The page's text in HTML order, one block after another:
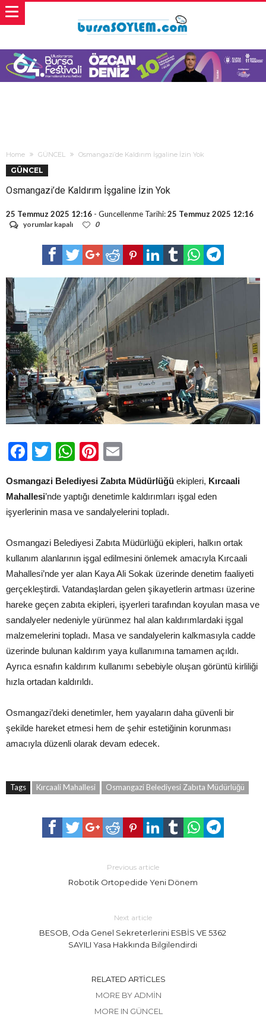
Home GÜNCEL Osmangazi’de Kaldırım İşgaline İzin Yok
GÜNCEL
Osmangazi’de Kaldırım İşgaline İzin Yok
25 Temmuz 2025 12:16 - Guncellenme Tarihi:25 Temmuz 2025 12:16
Osmangazi’de
İşgaline
yorumlar kapalı 0
Facebook
TwitterWhatsApp
Pinterest
Osmangazi Belediyesi Zabıta Müdürlüğü ekipleri, Kırcaali
Mahallesi’nde yaptığı denetimle kaldırımları işgal eden
işyerlerinin masa ve sandalyelerini topladı.
Osmangazi Belediyesi Zabıta Müdürlüğü ekipleri, halkın ortak
kullanım alanlarının işgal edilmesini önlemek amacıyla Kırcaali
Mahallesi’nde yer alan Kaya Ali Sokak üzerinde denetim faaliyeti
gerçekleştirdi. Vatandaşlardan gelen şikayetlerin artması üzerine
hareke geçen zabıta ekipleri, işyerleri tarafından koyulan masa ve
sandalyeler nedeniyle yürünmez hal alan kaldırımlardaki işgal
malzemelerini topladı. Masa ve sandalyelerin kalkmasıyla cadde
üzerinde bulunan kaldırım yaya kullanımına tamamen açıldı.
Ayrıca esnafın kaldırım kullanımı sebebiyle oluşan görüntü kirliliği
hızla ortadan kaldırıldı.
Osmangazi’deki denetimler, hem yayaların daha güvenli bir
şekilde hareket etmesi hem de şehir estetiğinin korunması
amacıyla düzenli olarak devam edecek.
Tags Kırcaali Mahallesi Osmangazi Belediyesi Zabıta Müdürlüğü
Previous article
Robotik Ortopedide Yeni Dönem
Next article
BESOB, Oda Genel Sekreterlerini ESBİS VE 5362
SAYILI Yasa Hakkında Bilgilendirdi
RELATED ARTICLES
MORE BY ADMIN
MORE IN GÜNCEL